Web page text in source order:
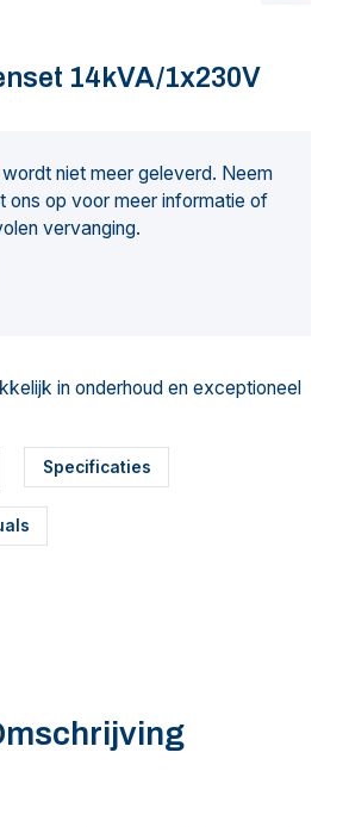
14kVA/1x230V
niet meer geleverd. Neem
ons op voor meer informatie of
vervanging.
in onderhoud en exceptioneel
Specificaties